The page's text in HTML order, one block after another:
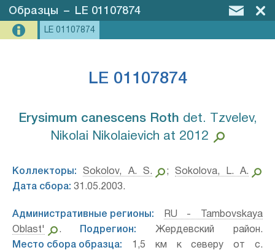
Образцы – LE 01107874
LE 01107874
LE 01107874
Erysimum canescens Roth⁣ det. Tzvelev,
Nikolai Nikolaievich at 2012
Коллекторы: Sokolov, A. S. ; Sokolova, L. A.
Дата сбора: 31.05.2003.
Административные регионы:
RU - Tambovskaya
Oblast'
. Подрегион:
Жердевский район.
Место сбора образца: 1,5 км к северу от с.